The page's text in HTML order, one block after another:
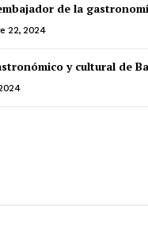
de la
22, 2024
y cultural de